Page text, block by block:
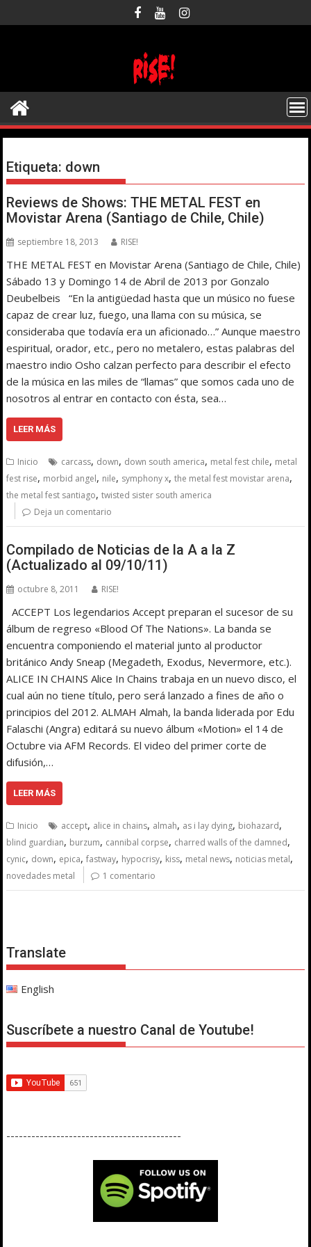
al
Etiqueta: down
Reviews de Shows: THE METAL FEST en
Movistar Arena (Santiago de Chile, Chile)
septiembre 18, 2013 RISE!
THE METAL FEST en Movistar Arena (Santiago de Chile, Chile)
Sábado 13 y Domingo 14 de Abril de 2013 por Gonzalo
Deubelbeis “En la antigüedad hasta que un músico no fuese
capaz de crear luz, fuego, una llama con su música, se
consideraba que todavía era un aficionado…” Aunque maestro
espiritual, orador, etc., pero no metalero, estas palabras del
maestro indio Osho calzan perfecto para describir el efecto
de la música en las miles de “llamas” que somos cada uno de
nosotros al entrar en contacto con ésta, sea…
LEER MÁS
Inicio carcass, down, down south america, metal fest chile, metal
fest rise, morbid angel, nile, symphony x,the metal fest movistar arena,
the metal fest santiago,twisted sister south america
Deja un comentario
Compilado de Noticias de la A a la Z
(Actualizado al 09/10/11)
octubre 8, 2011 RISE!
ACCEPT Los legendarios Accept preparan el sucesor de su
álbum de regreso «Blood Of The Nations». La banda se
encuentra componiendo el material junto al productor
británico Andy Sneap (Megadeth, Exodus, Nevermore, etc.).
ALICE IN CHAINS Alice In Chains trabaja en un nuevo disco, el
cual aún no tiene título, pero será lanzado a fines de año o
principios del 2012. ALMAH Almah, la banda liderada por Edu
Falaschi (Angra) editará su nuevo álbum «Motion» el 14 de
Octubre via AFM Records. El video del primer corte de
difusión,…
LEER MÁS
Inicio accept, alice in chains, almah, as i lay dying, biohazard,
blind guardian, burzum, cannibal corpse, charred walls of the damned,
cynic, down, epica,fastway, hypocrisy, kiss, metal news, noticias metal,
novedades metal 1 comentario
Translate
English
Suscríbete a nuestro Canal de Youtube!
------------------------------------------